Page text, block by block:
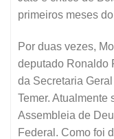
primeiros meses
Por duas vezes,
deputado Ronaldo
da Secretaria
Temer. Atualmente
Assembleia de
Federal. Como foi